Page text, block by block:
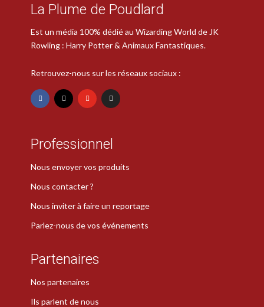
La Plume de Poudlard
Est un média 100% dédié au Wizarding World de JK
Rowling : Harry Potter & Animaux Fantastiques.
Retrouvez-nous sur les réseaux sociaux :
Professionnel
Nous envoyer vos produits
Nous contacter ?
Nous inviter à faire un reportage
Parlez-nous de vos événements
Partenaires
Nos partenaires
Ils parlent de nous